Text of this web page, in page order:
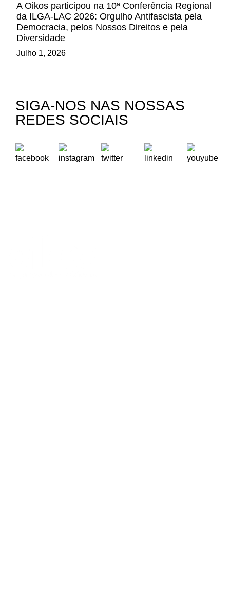
A Oikos participou na 10ª Conferência Regional
da ILGA-LAC 2026: Orgulho Antifascista pela
Democracia, pelos Nossos Direitos e pela
Diversidade
Julho 1, 2026
SIGA-NOS NAS NOSSAS
REDES SOCIAIS